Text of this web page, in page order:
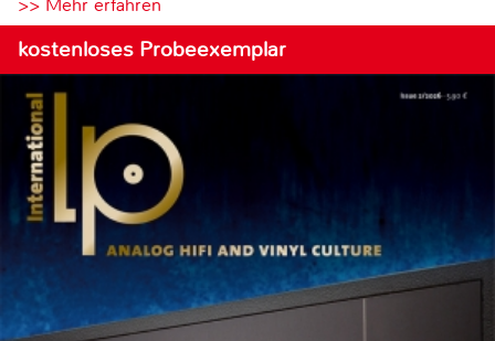
>> Mehr erfahren
kostenloses Probeexemplar